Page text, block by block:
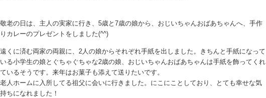
敬老の日は、主人の実家に行き、5歳と7歳の娘から、おじいちゃんおばあちゃんへ、手作
りカレーのプレゼントをしました(^^)
遠くに済む両家の両親に、2人の娘からそれぞれ手紙を出しました。きちんと手紙になって
いる小学生の娘とぐちゃぐちゃな2歳の娘、おじいちゃんおばあちゃんは手紙を飾ってくれ
ているそうです。来年はお菓子も添えて送りたいです。
老人ホームに入所してる祖父に会いに行きました。にこにことしており、とても幸せな気
持ちになれました！